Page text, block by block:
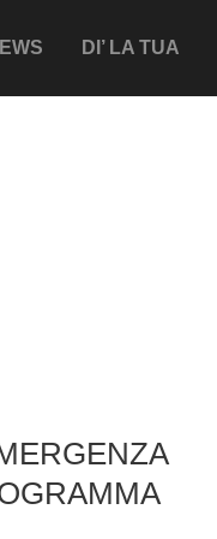
DI’ LA TUA